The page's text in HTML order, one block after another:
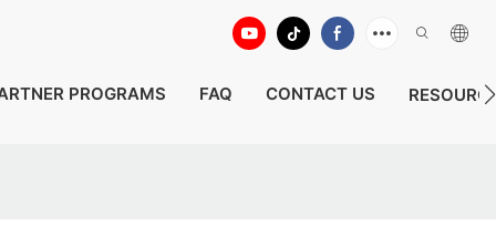
PROGRAMS FAQ CONTACT US